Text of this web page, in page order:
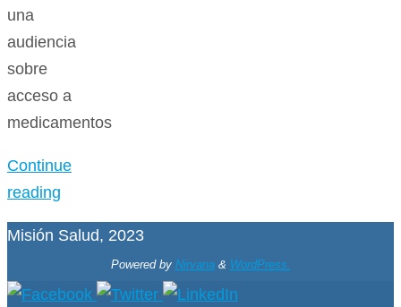
una
audiencia
sobre
acceso a
medicamentos
Continue
reading
Misión Salud, 2023
Powered by Nirvana& WordPress.